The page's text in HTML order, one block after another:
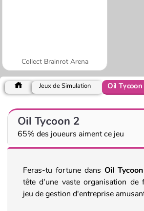
Collect Brainrot Arena
Jeux de Simulation Oil
Oil Tycoon 2
65% des joueurs aiment ce jeu
Feras-tu fortune dans Oil
tête d'une vaste organisation de
jeu de gestion d'entreprise